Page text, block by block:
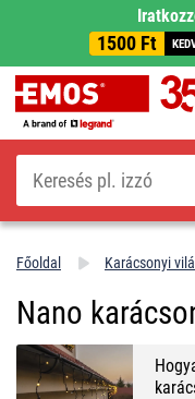
1500 Ft
Keresés
Főoldal Karácsonyi
Nano